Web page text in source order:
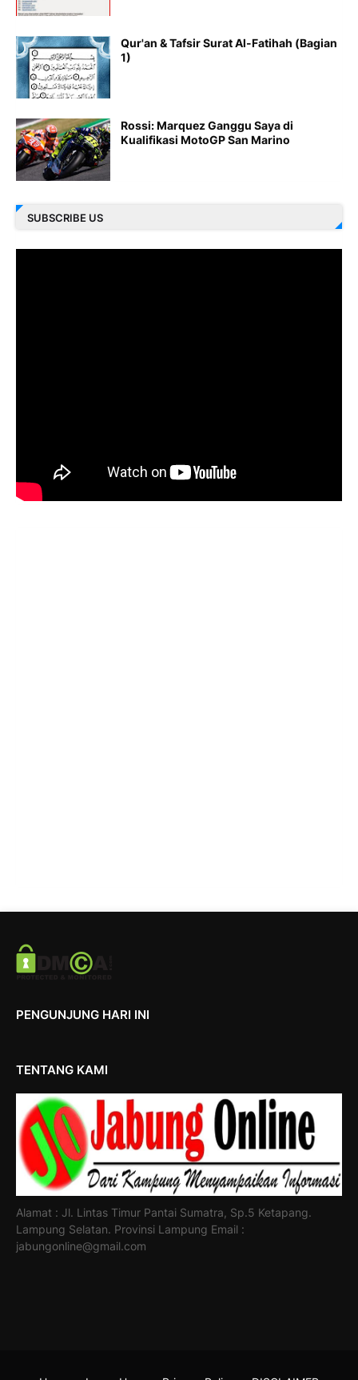
Qur'an & Tafsir Surat Al-Fatihah (Bagian
1)
Rossi: Marquez Ganggu Saya di
Kualifikasi MotoGP San Marino
SUBSCRIBE US
PENGUNJUNG HARI INI
TENTANG KAMI
Alamat : Jl. Lintas Timur Pantai Sumatra, Sp.5 Ketapang.
Lampung Selatan. Provinsi Lampung Email :
jabungonline@gmail.com